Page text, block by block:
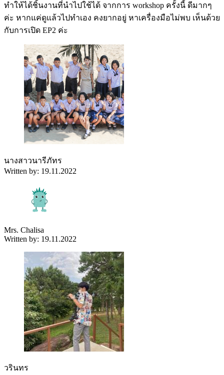
ทำให้ได้ชิ้นงานที่นำไปใช้ได้ จากการ workshop ครั้งนี้ ดีมากๆ
ค่ะ หากแค่ดูแล้วไปทำเอง คงยากอยู่ หาเครื่องมือไม่พบ เห็นด้วย
กับการเปิด EP2 ค่ะ
นางสาวนารีภัทร
Written by: 19.11.2022
Mrs. Chalisa
Written by: 19.11.2022
วรินทร